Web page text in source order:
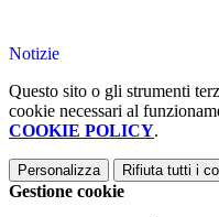
Notizie
Questo sito o gli strumenti
cookie necessari al
COOKIE POLICY.
Personalizza Rifiuta tutti i
Gestione cookie